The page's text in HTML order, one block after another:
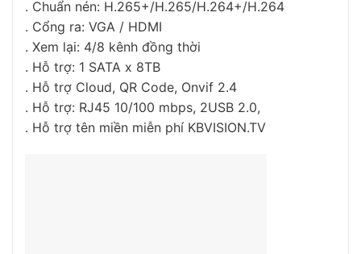
. Chuẩn nén: H.265+/H.265/H.264+/H.264
. Cổng ra: VGA / HDMI
. Xem lại: 4/8 kênh đồng thời
. Hỗ trợ: 1 SATA x 8TB
. Hỗ trợ Cloud, QR Code, Onvif 2.4
. Hỗ trợ: RJ45 10/100 mbps, 2USB 2.0,
. Hỗ trợ tên miền miễn phí KBVISION.TV